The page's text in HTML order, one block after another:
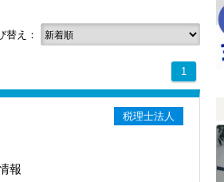
替え：
1
税理士法人
報